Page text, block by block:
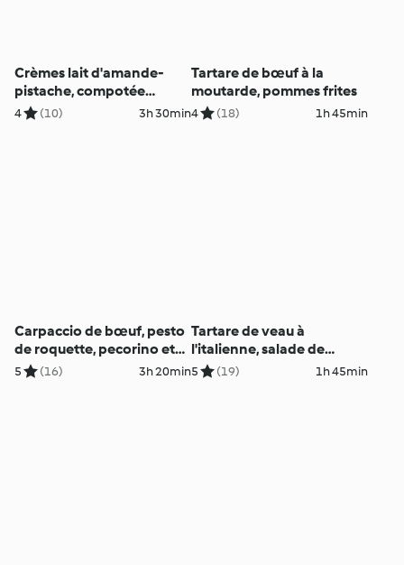
Crèmes lait d'amande-
pistache, compotée
d'abricots et sablés
4 (10) 3h 30min
Tartare de bœuf à la
moutarde, pommes frites
4 (18) 1h 45min
Carpaccio de bœuf, pesto
de roquette, pecorino et
caviar d'aubergines
5 (16) 3h 20min
Tartare de veau à
l'italienne, salade de
fenouil
5 (19) 1h 45min